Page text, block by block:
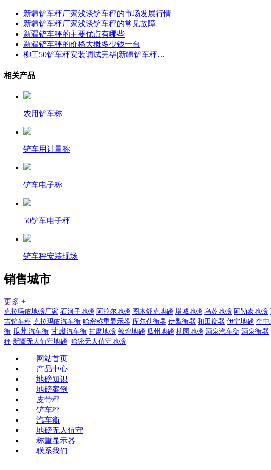
新疆铲车秤厂家浅谈铲车秤的市场发展行情
新疆铲车秤厂家浅谈铲车秤的常见故障
新疆铲车秤的主要优点有哪些
新疆铲车秤的价格大概多少钱一台
柳工50铲车秤安装调试完毕|新疆铲车秤…
相关产品
农用铲车称
铲车用计量称
铲车电子称
50铲车电子秤
铲车秤安装现场
销售城市
更多 +
克拉玛依地磅厂家 石河子地磅 阿拉尔地磅 图木舒克地磅 塔城地磅 乌苏地磅 阿勒泰地磅
吉铲车秤 克拉玛依汽车衡 哈密称重显示器 库尔勒衡器 伊犁衡器 和田衡器 伊宁地磅 奎屯
衡 瓜州 汽车衡 甘肃汽车衡 甘肃地磅 敦煌地磅 瓜州地磅 柳园地磅 酒泉汽车衡 酒泉衡器
秤 新疆无人值守地磅 哈密无人值守地磅
网站首页
产品中心
地磅知识
地磅案例
皮带秤
铲车秤
汽车衡
地磅无人值守
称重显示器
联系我们